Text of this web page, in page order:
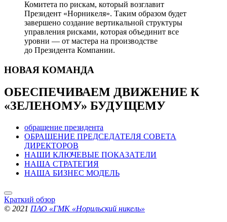
Комитета по рискам, который возглавит
Президент «Норникеля». Таким образом будет
завершено создание вертикальной структуры
управления рисками, которая объединит все
уровни — от мастера на производстве
до Президента Компании.
НОВАЯ КОМАНДА
ОБЕСПЕЧИВАЕМ ДВИЖЕНИЕ К
«ЗЕЛЕНОМУ» БУДУЩЕМУ
обращение президента
ОБРАЩЕНИЕ ПРЕДСЕДАТЕЛЯ СОВЕТА
ДИРЕКТОРОВ
НАШИ КЛЮЧЕВЫЕ ПОКАЗАТЕЛИ
НАША СТРАТЕГИЯ
НАША БИЗНЕС МОДЕЛЬ
Краткий обзор
© 2021 ПАО «ГМК «Норильский никель»